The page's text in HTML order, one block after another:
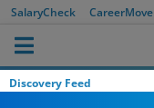
SalaryCheck CareerMove
Discovery Feed